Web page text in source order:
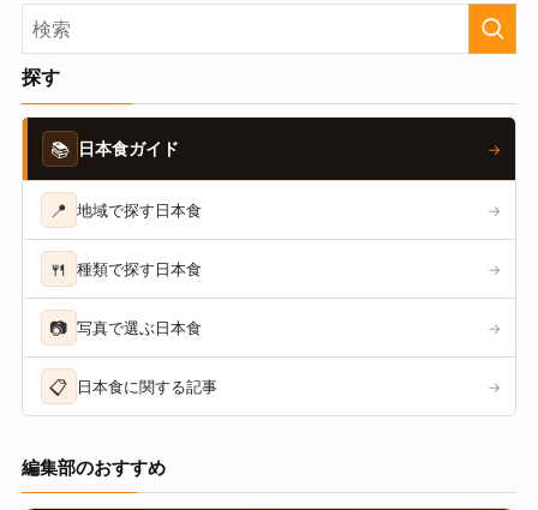
探す
📚 日本食ガイド →
📍 地域で探す日本食 →
🍴 種類で探す日本食 →
📷 写真で選ぶ日本食 →
📋 日本食に関する記事 →
編集部のおすすめ